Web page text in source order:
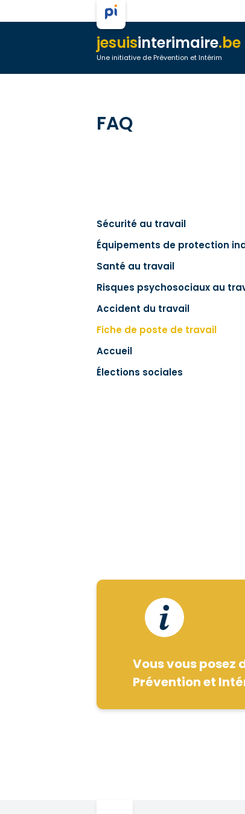
jesuisinterimaire.be
Une initiative de Prévention et Intérim
FAQ
Sécurité au travail
Équipements de protection
Santé au travail
Risques psychosociaux au
Accident du travail
Fiche de poste de travail
Accueil
Élections sociales
Vous vous
Prévention et